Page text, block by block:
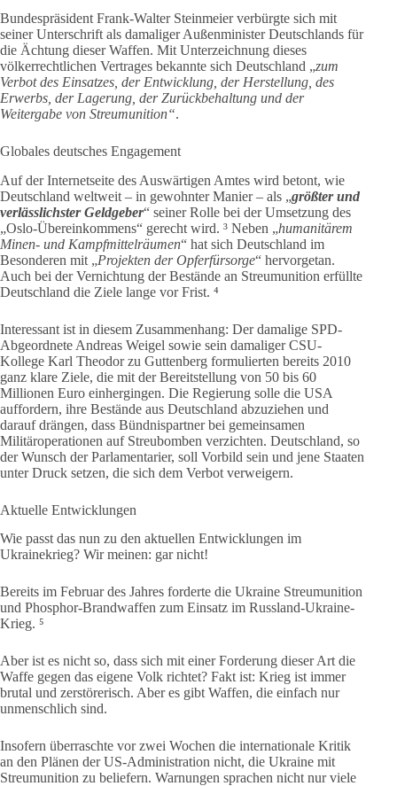
Bundespräsident Frank-Walter Steinmeier verbürgte sich mit
seiner Unterschrift als damaliger Außenminister Deutschlands für
die Ächtung dieser Waffen. Mit Unterzeichnung dieses
völkerrechtlichen Vertrages bekannte sich Deutschland „zum
Verbot des Einsatzes, der Entwicklung, der Herstellung, des
Erwerbs, der Lagerung, der Zurückbehaltung und der
Weitergabe von Streumunition“.
Globales deutsches Engagement
Auf der Internetseite des Auswärtigen Amtes wird betont, wie
Deutschland weltweit – in gewohnter Manier – als „größter und
verlässlichster Geldgeber“ seiner Rolle bei der Umsetzung des
„Oslo-Übereinkommens“ gerecht wird. ³ Neben „humanitärem
Minen- und Kampfmittelräumen“ hat sich Deutschland im
Besonderen mit „Projekten der Opferfürsorge“ hervorgetan.
Auch bei der Vernichtung der Bestände an Streumunition erfüllte
Deutschland die Ziele lange vor Frist. ⁴
Interessant ist in diesem Zusammenhang: Der damalige SPD-
Abgeordnete Andreas Weigel sowie sein damaliger CSU-
Kollege Karl Theodor zu Guttenberg formulierten bereits 2010
ganz klare Ziele, die mit der Bereitstellung von 50 bis 60
Millionen Euro einhergingen. Die Regierung solle die USA
auffordern, ihre Bestände aus Deutschland abzuziehen und
darauf drängen, dass Bündnispartner bei gemeinsamen
Militäroperationen auf Streubomben verzichten. Deutschland, so
der Wunsch der Parlamentarier, soll Vorbild sein und jene Staaten
unter Druck setzen, die sich dem Verbot verweigern.
Aktuelle Entwicklungen
Wie passt das nun zu den aktuellen Entwicklungen im
Ukrainekrieg? Wir meinen: gar nicht!
Bereits im Februar des Jahres forderte die Ukraine Streumunition
und Phosphor-Brandwaffen zum Einsatz im Russland-Ukraine-
Krieg. ⁵
Aber ist es nicht so, dass sich mit einer Forderung dieser Art die
Waffe gegen das eigene Volk richtet? Fakt ist: Krieg ist immer
brutal und zerstörerisch. Aber es gibt Waffen, die einfach nur
unmenschlich sind.
Insofern überraschte vor zwei Wochen die internationale Kritik
an den Plänen der US-Administration nicht, die Ukraine mit
Streumunition zu beliefern. Warnungen sprachen nicht nur viele